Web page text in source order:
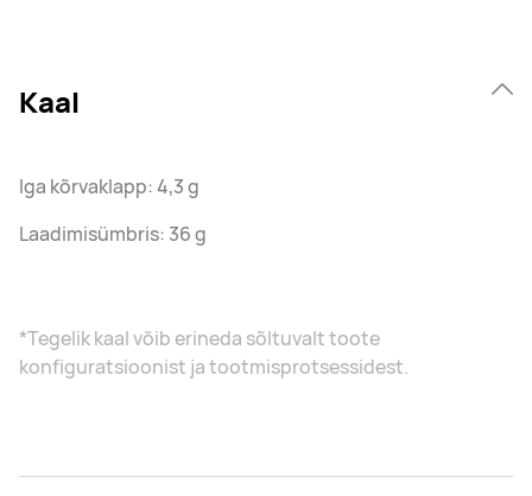
Kaal
Iga kõrvaklapp: 4,3 g
Laadimisümbris: 36 g
*Tegelik kaal võib erineda sõltuvalt toote
konfiguratsioonist ja tootmisprotsessidest.